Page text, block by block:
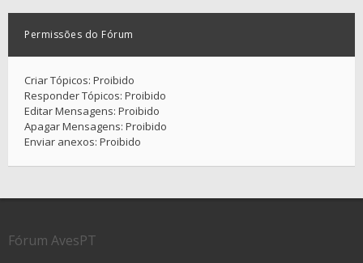
Permissões do Fórum
Criar Tópicos: Proibido
Responder Tópicos: Proibido
Editar Mensagens: Proibido
Apagar Mensagens: Proibido
Enviar anexos: Proibido
Fórum AvesPT